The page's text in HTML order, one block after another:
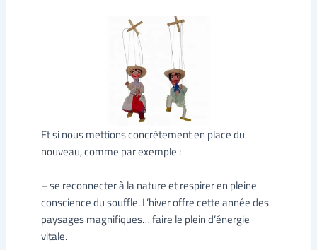
Et si nous mettions concrètement en place du
nouveau, comme par exemple :
– se reconnecter à la nature et respirer en pleine
conscience du souffle. L’hiver offre cette année des
paysages magnifiques… faire le plein d’énergie
vitale.